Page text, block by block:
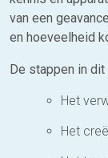
van een
en hoeveelheid
De stappen in
Het
Het